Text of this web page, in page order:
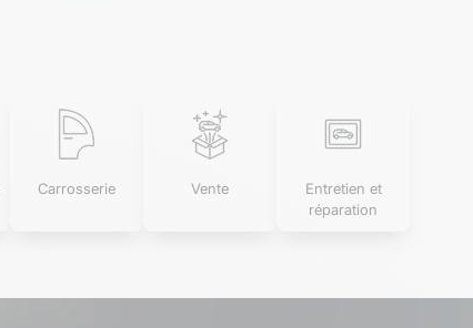
Carrosserie Vente
Entretien et
réparation